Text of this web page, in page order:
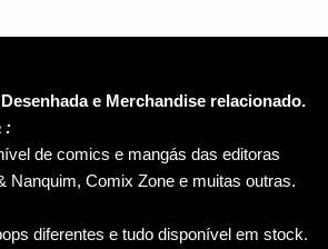
e Merchandise relacionado.
:
de comics e mangás das editoras
Nanquim, Comix Zone e muitas outras.
diferentes e tudo disponível em stock.